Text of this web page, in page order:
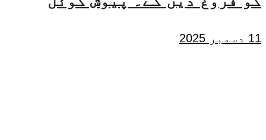
11 دسمبر 2025